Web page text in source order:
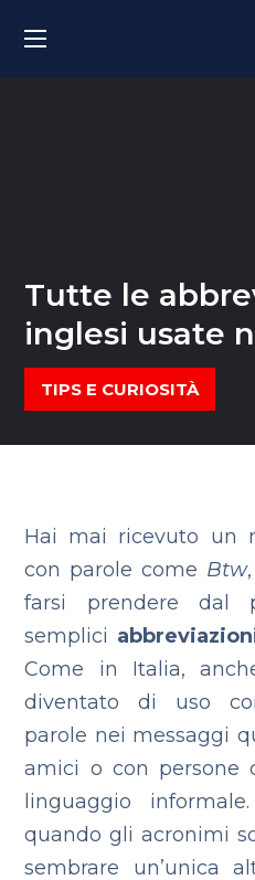
Tutte le
inglesi usate
TIPS E CURIOSITÀ
Hai mai ricevuto un
con parole come Btw,
farsi prendere dal
semplici
Come in Italia,
diventato di uso
parole nei messaggi
amici o con persone
linguaggio
quando gli acronimi
sembrare un’unica